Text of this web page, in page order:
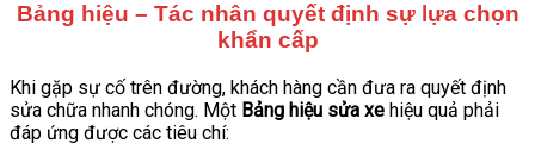
Bảng hiệu – Tác nhân quyết định sự lựa chọn
khẩn cấp
Khi gặp sự cố trên đường, khách hàng cần đưa ra quyết định
sửa chữa nhanh chóng. Một Bảng hiệu sửa xe hiệu quả phải
đáp ứng được các tiêu chí: